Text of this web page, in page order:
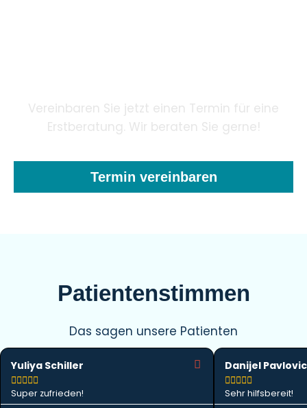
Vereinbaren Sie jetzt einen Termin für eine
Erstberatung. Wir beraten Sie gerne!
Termin vereinbaren
Patientenstimmen
Das sagen unsere Patienten
Yuliya Schiller

Super zufrieden!
Danijel Pavlovic

Sehr hilfsbereit!